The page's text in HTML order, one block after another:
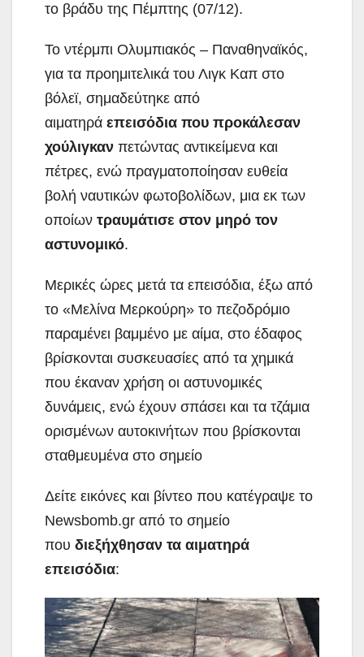
το βράδυ της Πέμπτης (07/12).
Το ντέρμπι Ολυμπιακός – Παναθηναϊκός,
για τα προημιτελικά του Λιγκ Καπ στο
βόλεϊ, σημαδεύτηκε από
αιματηρά επεισόδια που προκάλεσαν
χούλιγκαν πετώντας αντικείμενα και
πέτρες, ενώ πραγματοποίησαν ευθεία
βολή ναυτικών φωτοβολίδων, μια εκ των
οποίων τραυμάτισε στον μηρό τον
αστυνομικό.
Μερικές ώρες μετά τα επεισόδια, έξω από
το «Μελίνα Μερκούρη» το πεζοδρόμιο
παραμένει βαμμένο με αίμα, στο έδαφος
βρίσκονται συσκευασίες από τα χημικά
που έκαναν χρήση οι αστυνομικές
δυνάμεις, ενώ έχουν σπάσει και τα τζάμια
ορισμένων αυτοκινήτων που βρίσκονται
σταθμευμένα στο σημείο
Δείτε εικόνες και βίντεο που κατέγραψε το
Newsbomb.gr από το σημείο
που διεξήχθησαν τα αιματηρά
επεισόδια: